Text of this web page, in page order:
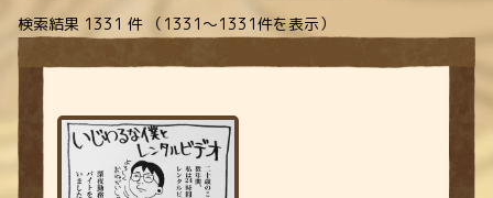
検索結果 1331 件 （1331〜1331件を表示）